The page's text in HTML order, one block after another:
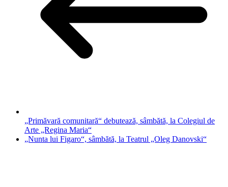
„Primăvară comunitară“ debutează, sâmbătă, la Colegiul de
Arte „Regina Maria“
„Nunta lui Figaro“, sâmbătă, la Teatrul „Oleg Danovski“